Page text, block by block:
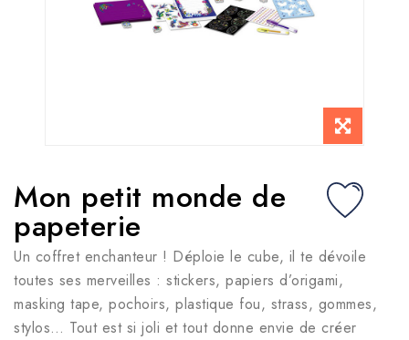
Mon petit monde de
papeterie
Un coffret enchanteur ! Déploie le cube, il te dévoile
toutes ses merveilles : stickers, papiers d’origami,
masking tape, pochoirs, plastique fou, strass, gommes,
stylos… Tout est si joli et tout donne envie de créer